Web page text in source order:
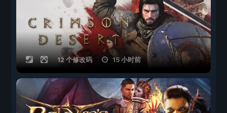
12 个修改码 15 小时前